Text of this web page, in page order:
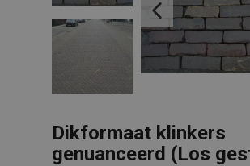
Dikformaat klinkers
genuanceerd (Los